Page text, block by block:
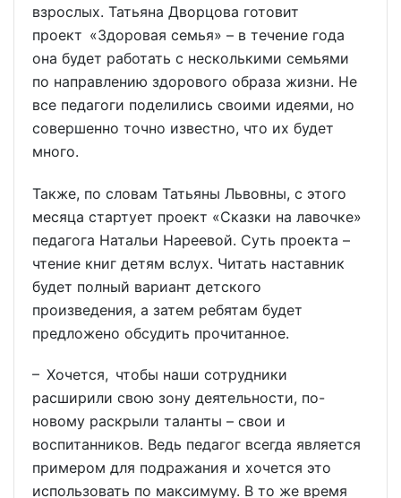
взрослых. Татьяна Дворцова готовит
проект «Здоровая семья» – в течение года
она будет работать с несколькими семьями
по направлению здорового образа жизни. Не
все педагоги поделились своими идеями, но
совершенно точно известно, что их будет
много.
Также, по словам Татьяны Львовны, с этого
месяца стартует проект «Сказки на лавочке»
педагога Натальи Нареевой. Суть проекта –
чтение книг детям вслух. Читать наставник
будет полный вариант детского
произведения, а затем ребятам будет
предложено обсудить прочитанное.
– Хочется, чтобы наши сотрудники
расширили свою зону деятельности, по-
новому раскрыли таланты – свои и
воспитанников. Ведь педагог всегда является
примером для подражания и хочется это
использовать по максимуму. В то же время